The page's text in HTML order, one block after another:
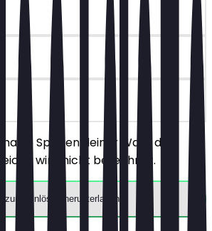
Speisen deiner Wahl, das
wird nicht berechnet.
zum Einlösen herunterladen